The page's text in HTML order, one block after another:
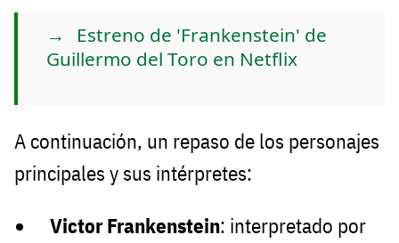
Estreno de 'Frankenstein' de
Guillermo del Toro en Netflix
A continuación, un repaso de los personajes
principales y sus intérpretes:
Victor Frankenstein: interpretado por